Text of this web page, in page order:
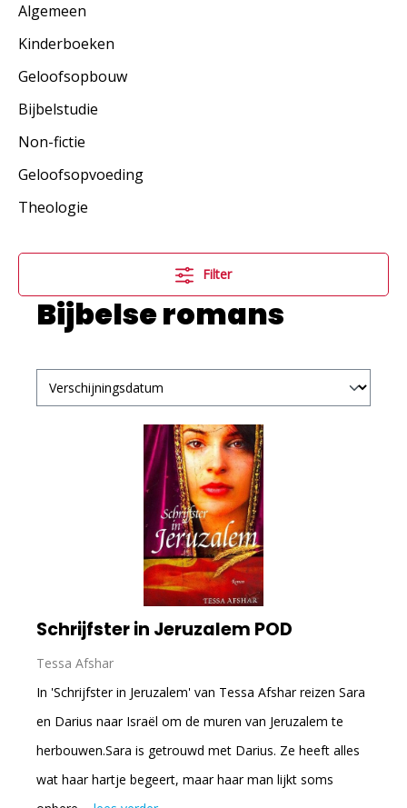
Algemeen
Kinderboeken
Geloofsopbouw
Bijbelstudie
Non-fictie
Geloofsopvoeding
Theologie
Filter
Bijbelse romans
Schrijfster in Jeruzalem POD
Tessa Afshar
In 'Schrijfster in Jeruzalem' van Tessa Afshar reizen Sara
en Darius naar Israël om de muren van Jeruzalem te
herbouwen.Sara is getrouwd met Darius. Ze heeft alles
wat haar hartje begeert, maar haar man lijkt soms